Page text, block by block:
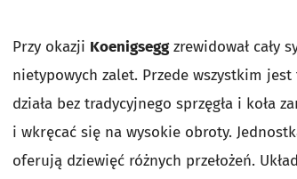
Przy okazji Koenigseggzrewidował cały
nietypowych zalet. Przede wszystkim
działa bez tradycyjnego sprzęgła i koła
i wkręcać się na wysokie obroty.
oferują dziewięć różnych przełożeń.